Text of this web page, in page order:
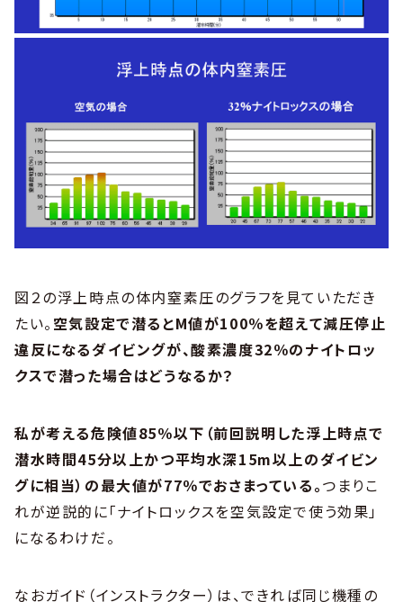
図２の浮上時点の体内窒素圧のグラフを見ていただき
たい。 空気設定で潜るとM値が100％を超えて減圧停止
違反になるダイビングが、酸素濃度32％のナイトロッ
クスで潜った場合はどうなるか？
私が考える危険値85％以下（前回説明した浮上時点で
潜水時間45分以上かつ平均水深15m以上のダイビン
グに相当）の最大値が77％でおさまっている。つまりこ
れが逆説的に「ナイトロックスを空気設定で使う効果」
になるわけだ。
なおガイド（インストラクター）は、できれば同じ機種の